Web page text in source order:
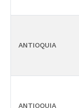
ANTIOQUIA
ANTIOQUIA